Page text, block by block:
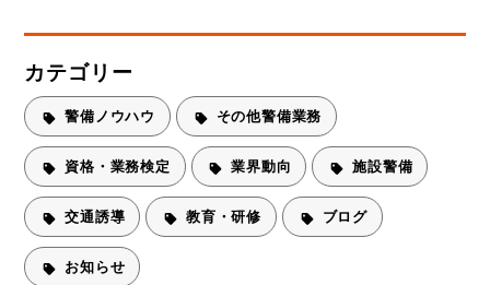
カテゴリー
警備ノウハウ その他警備業務
資格・業務検定 業界動向 施設警備
交通誘導 教育・研修 ブログ
お知らせ